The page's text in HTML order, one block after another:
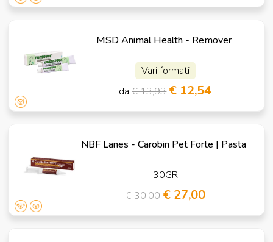
MSD Animal Health - Remover
Vari formati
da€ 13,93 € 12,54
NBF Lanes - Carobin Pet Forte | Pasta
30GR
€ 30,00 € 27,00